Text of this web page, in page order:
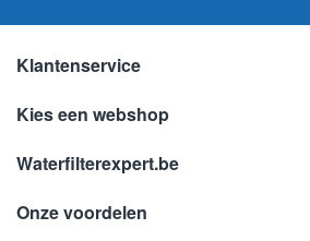
Klantenservice
Kies een webshop
Waterfilterexpert.be
Onze voordelen